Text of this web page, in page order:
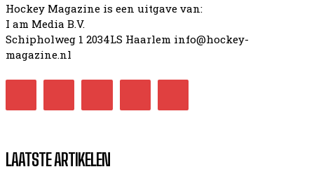
Hockey Magazine is een uitgave van:
I am Media B.V.
Schipholweg 1 2034LS Haarlem info@hockey-
magazine.nl
LAATSTE ARTIKELEN